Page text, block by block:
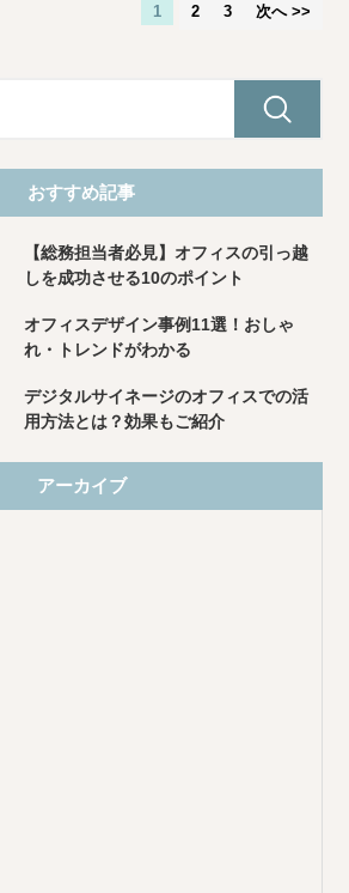
1 2 3 次へ >>
おすすめ記事
【総務担当者必見】オフィスの引っ越
しを成功させる10のポイント
オフィスデザイン事例11選！おしゃ
れ・トレンドがわかる
デジタルサイネージのオフィスでの活
用方法とは？効果もご紹介
アーカイブ